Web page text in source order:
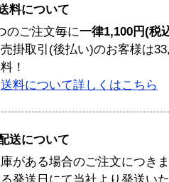
料について
のご注文毎に一律1,100円(税
掛取引(後払い)のお客様は
！
送料について詳しくはこちら
送について
がある場合のご注文につき